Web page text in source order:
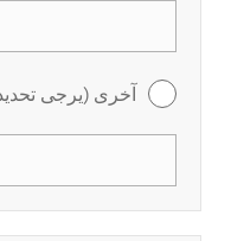
آخرى (يرجى